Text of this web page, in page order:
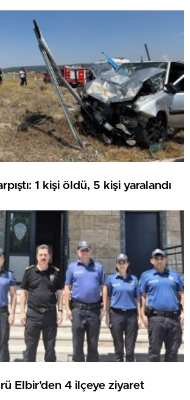
1 kişi öldü, 5 kişi yaralandı
Elbir’den 4 ilçeye ziyaret